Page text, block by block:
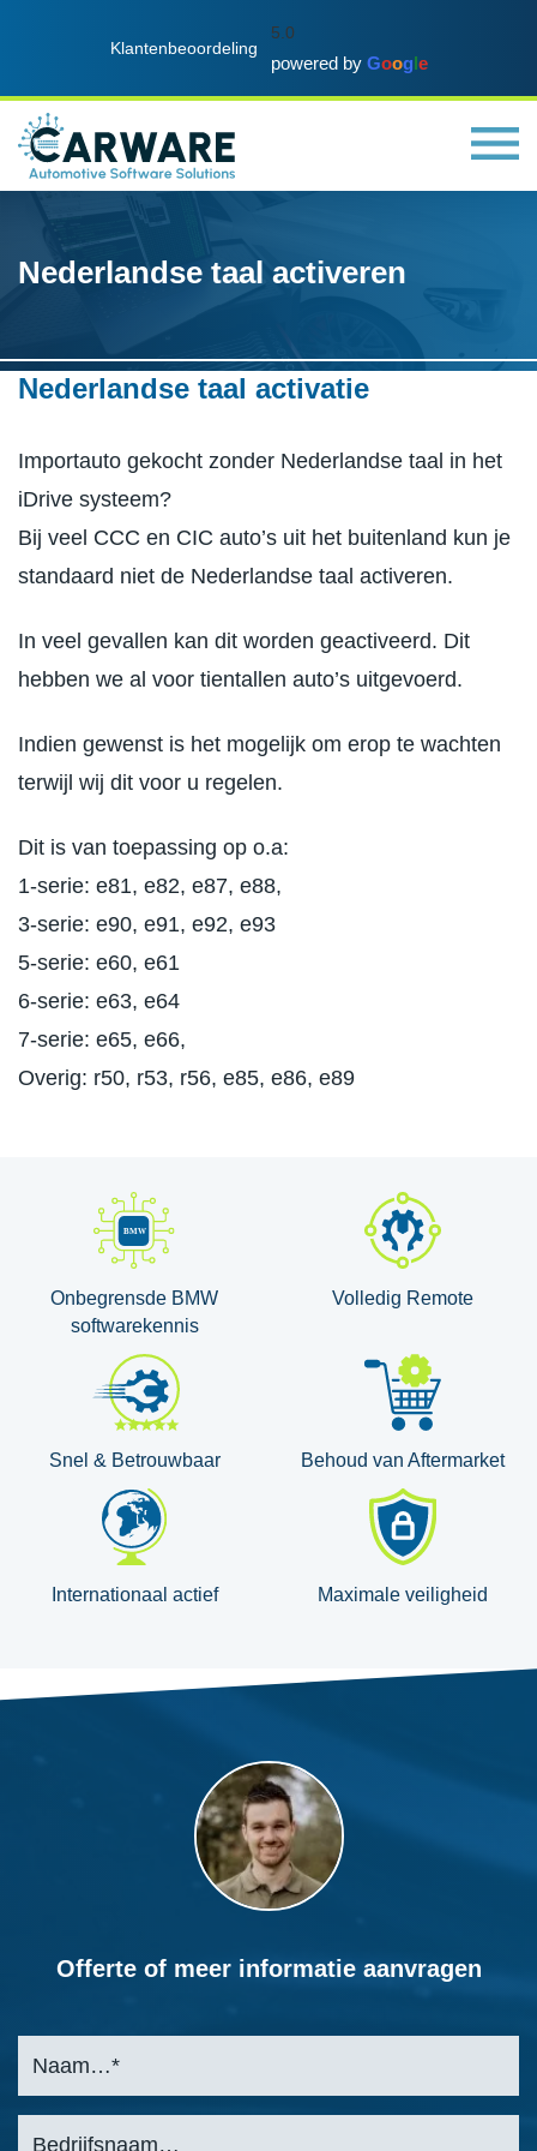
Klantenbeoordeling
5.0
powered by Google
Nederlandse taal activeren
Nederlandse taal activatie
Importauto gekocht zonder Nederlandse taal in het
iDrive systeem?
Bij veel CCC en CIC auto’s uit het buitenland kun je
standaard niet de Nederlandse taal activeren.
In veel gevallen kan dit worden geactiveerd. Dit
hebben we al voor tientallen auto’s uitgevoerd.
Indien gewenst is het mogelijk om erop te wachten
terwijl wij dit voor u regelen.
Dit is van toepassing op o.a:
1-serie: e81, e82, e87, e88,
3-serie: e90, e91, e92, e93
5-serie: e60, e61
6-serie: e63, e64
7-serie: e65, e66,
Overig: r50, r53, r56, e85, e86, e89
Onbegrensde BMW
softwarekennis
Volledig Remote
Snel & Betrouwbaar Behoud van Aftermarket
Internationaal actief Maximale veiligheid
Offerte of meer informatie aanvragen